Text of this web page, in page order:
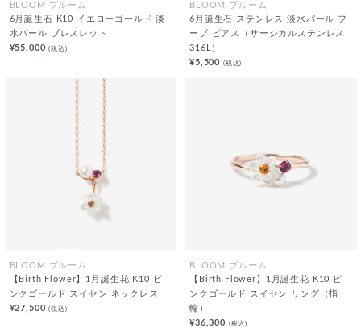
BLOOM ブルーム
6月誕生石 K10 イエローゴールド 淡
水パール ブレスレット
¥55,000(税込)
BLOOM ブルーム
6月誕生石 ステンレス 淡水パール フ
ープ ピアス（サージカルステンレス
316L）
¥5,500 (税込)
BLOOM ブルーム
【Birth Flower】1月誕生花 K10 ピ
ンクゴールド スイセン ネックレス
¥27,500(税込)
BLOOM ブルーム
【Birth Flower】1月誕生花 K10 ピ
ンクゴールド スイセン リング（指
輪）
¥36,300 (税込)